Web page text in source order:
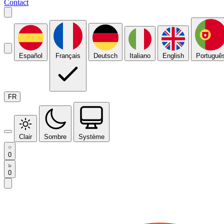
Contact
Español Français Deutsch Italiano English
FR
Clair Sombre Système
0
0